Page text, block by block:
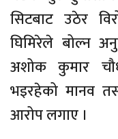
सिटबाट उठेर
घिमिरेले बोल्न
अशोक कुमार
भइरहेको मानव
आरोप लगाए ।